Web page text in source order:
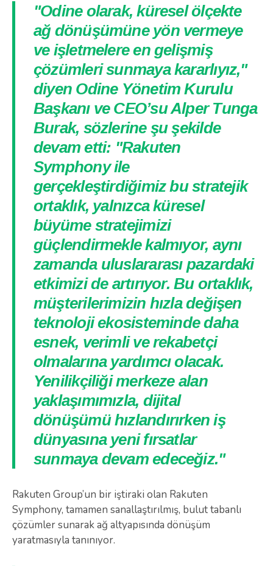
"Odine olarak, küresel ölçekte
ağ dönüşümüne yön vermeye
ve işletmelere en gelişmiş
çözümleri sunmaya kararlıyız,"
diyen Odine Yönetim Kurulu
Başkanı ve CEO’su Alper Tunga
Burak, sözlerine şu şekilde
devam etti: "Rakuten
Symphony ile
gerçekleştirdiğimiz bu stratejik
ortaklık, yalnızca küresel
büyüme stratejimizi
güçlendirmekle kalmıyor, aynı
zamanda uluslararası pazardaki
etkimizi de artırıyor. Bu ortaklık,
müşterilerimizin hızla değişen
teknoloji ekosisteminde daha
esnek, verimli ve rekabetçi
olmalarına yardımcı olacak.
Yenilikçiliği merkeze alan
yaklaşımımızla, dijital
dönüşümü hızlandırırken iş
dünyasına yeni fırsatlar
sunmaya devam edeceğiz."
Rakuten Group’un bir iştiraki olan Rakuten
Symphony, tamamen sanallaştırılmış, bulut tabanlı
çözümler sunarak ağ altyapısında dönüşüm
yaratmasıyla tanınıyor.